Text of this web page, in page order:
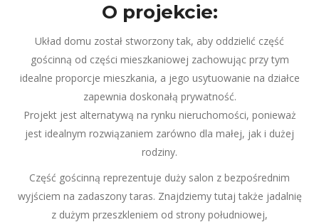
O projekcie:
Układ domu został stworzony tak, aby oddzielić część
gościnną od części mieszkaniowej zachowując przy tym
idealne proporcje mieszkania, a jego usytuowanie na działce
zapewnia doskonałą prywatność.
Projekt jest alternatywą na rynku nieruchomości, ponieważ
jest idealnym rozwiązaniem zarówno dla małej, jak i dużej
rodziny.
Część gościnną reprezentuje duży salon z bezpośrednim
wyjściem na zadaszony taras. Znajdziemy tutaj także jadalnię
z dużym przeszkleniem od strony południowej,